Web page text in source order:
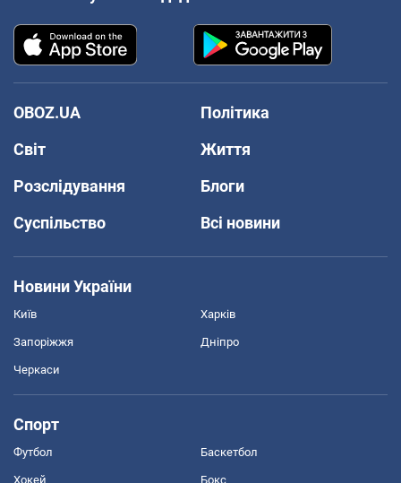
OBOZ.UA
Політика
Світ
Життя
Розслідування
Блоги
Суспільство
Всі новини
Новини України
Київ Харків
Запоріжжя Дніпро
Черкаси
Спорт
Футбол Баскетбол
Хокей Бокс